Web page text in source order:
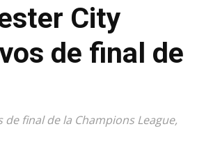
City
de final de
final de la Champions League,